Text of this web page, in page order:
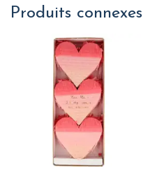
Produits connexes